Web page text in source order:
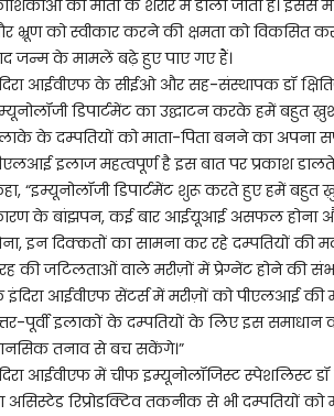
को माता के शरीर में डाला जाता है। इससे
भ्रूण को स्वीकार करने की क्षमता को
जन्म के मामलें बढ़े हुए पाए गए हैं।
आईवीएफ के सीईओ और सह-संस्थापक डॉ
डिपार्टमेंट का उद्घाटन करके हमें बहुत
के दम्पतियों को माता-पिता बनने का अपना
इलाज महत्वपूर्ण है इस बात पर प्रकाश
“इम्यूनोलॉजी डिपार्टमेंट शुरू करते हुए हमें बहुत
के बांझपन, कई बार आईयूआई असफल होना
इन दिक्कतों का सामना कर रहे दम्पतियों
की जटिलताओं वाले मरीज़ों में प्रेग्नेंट होने की
आईवीएफ सेंटर्स में मरीज़ों को पीएलआई
पूर्वी इलाकों के दम्पतियों के लिए इस
तनाव से बच सकेंगे।”
आईवीएफ में चीफ इम्यूनोलॉजिस्ट स्पेशलिस्ट
असिस्टेड रिप्रोडक्टिव तकनीक से भी दम्पतियों